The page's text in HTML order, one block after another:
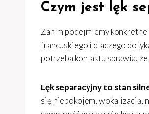
Czym jest lęk
Zanim podejmiemy
francuskiego i dlaczego
potrzeba kontaktu sprawia,
Lęk separacyjny to stan
się niepokojem, wokalizacją,